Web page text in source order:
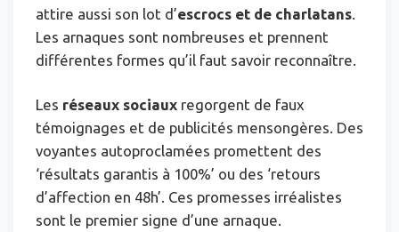
attire aussi son lot d’escrocs et de charlatans
Les arnaques sont nombreuses et prennent
différentes formes qu’il faut savoir reconnaître.
Les réseaux sociaux regorgent de faux
témoignages et de publicités mensongères. Des
voyantes autoproclamées promettent des
‘résultats garantis à 100%’ ou des ‘retours
d’affection en 48h’. Ces promesses irréalistes
sont le premier signe d’une arnaque.